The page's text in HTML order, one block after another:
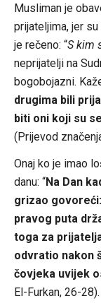
Musliman je
prijateljima, jer
je rečeno: “S kim
neprijatelji na
bogobojazni.
drugima bili
biti oni koji su
(Prijevod
Onaj ko je imao
danu: “Na Dan
grizao
pravog puta
toga za
odvratio nakon
čovjeka uvijek
El-Furkan, 26-28).